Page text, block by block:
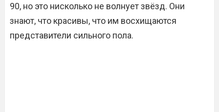
90, но это нисколько не волнует звёзд. Они
знают, что красивы, что им восхищаются
представители сильного пола.